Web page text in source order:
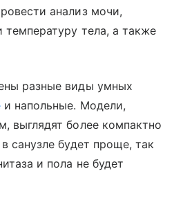
анализ мочи,
температуру тела, а также
разные виды умных
и напольные. Модели,
выглядят более компактно
санузле будет проще, так
и пола не будет